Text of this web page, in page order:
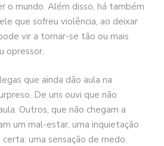
o mundo. Além disso, há também
que sofreu violência, ao deixar
vir a tornar-se tão ou mais
opressor.
que ainda dão aula na
De uns ouvi que não
Outros, que não chegam a
um mal-estar, uma inquietação
certa: uma sensação de medo.